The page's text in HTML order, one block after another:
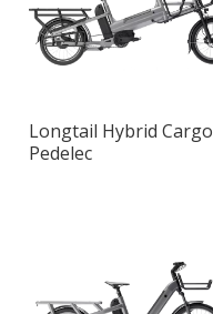
Longtail Hybrid Cargo
Pedelec